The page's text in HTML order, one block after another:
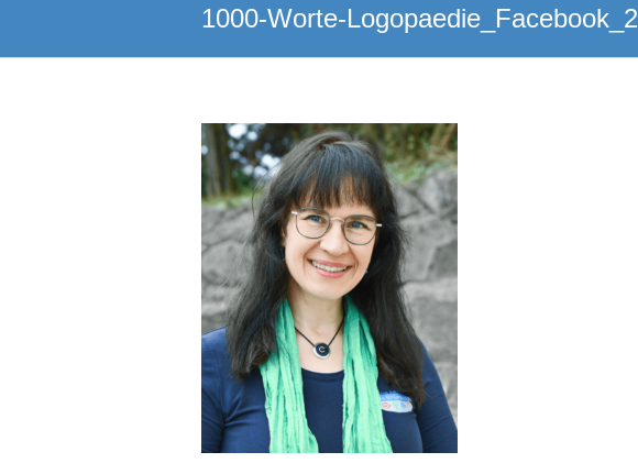
1000-Worte-Logopaedie_Facebook_2